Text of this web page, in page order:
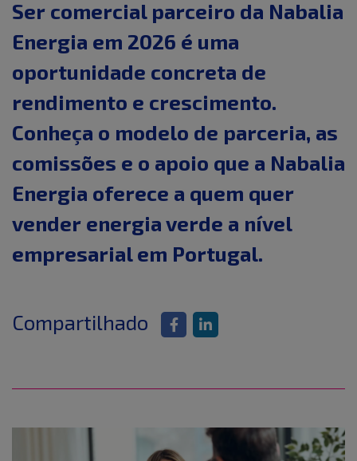
Ser comercial parceiro da Nabalia
Energia em 2026 é uma
oportunidade concreta de
rendimento e crescimento.
Conheça o modelo de parceria, as
comissões e o apoio que a Nabalia
Energia oferece a quem quer
vender energia verde a nível
empresarial em Portugal.
Compartilhado